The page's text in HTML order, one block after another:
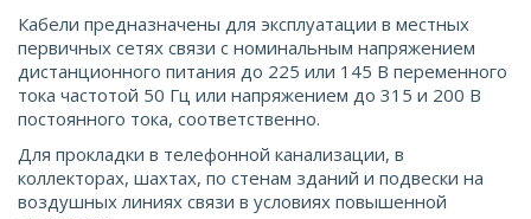
Кабели предназначены для эксплуатации в местных
первичных сетях связи с номинальным напряжением
дистанционного питания до 225 или 145 В переменного
тока частотой 50 Гц или напряжением до 315 и 200 В
постоянного тока, соответственно.
Для прокладки в телефонной канализации, в
коллекторах, шахтах, по стенам зданий и подвески на
воздушных линиях связи в условиях повышенной